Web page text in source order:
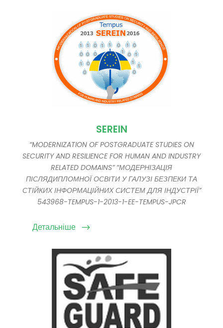
SEREIN
“MODERNIZATION OF POSTGRADUATE STUDIES ON
SECURITY AND RESILIENCE FOR HUMAN AND INDUSTRY
RELATED DOMAINS” “МОДЕРНІЗАЦІЯ
ПІСЛЯДИПЛОМНОЇ ОСВІТИ У ГАЛУЗІ БЕЗПЕКИ ТА
СТІЙКИХ ІНФОРМАЦІЙНИХ СИСТЕМ ДЛЯ ІНДУСТРІЇ”
543968-TEMPUS-1-2013-1-EE-TEMPUS-JPCR
Детальніше